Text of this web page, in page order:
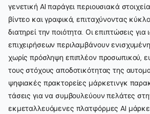
γενετική AI παράγει περιουσιακά
βίντεο και γραφικά, επιταχύνοντας
διατηρεί την ποιότητα. Οι επιπτώσεις για
επιχειρήσεων περιλαμβάνουν
χωρίς πρόσληψη επιπλέον προσωπικού,
τους στόχους αποδοτικότητας της
ψηφιακές πρακτορείες μάρκετινγκ
τάσεις για να συμβουλεύουν πελάτες
εκμεταλλευόμενες πλατφόρμες AI